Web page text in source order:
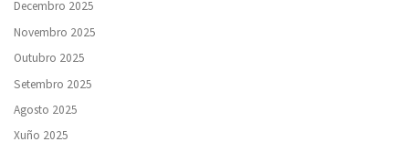
Decembro 2025
Novembro 2025
Outubro 2025
Setembro 2025
Agosto 2025
Xuño 2025